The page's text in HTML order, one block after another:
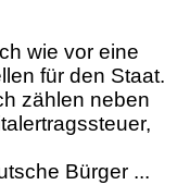
wie vor eine
für den Staat.
zählen neben
Bürger ...